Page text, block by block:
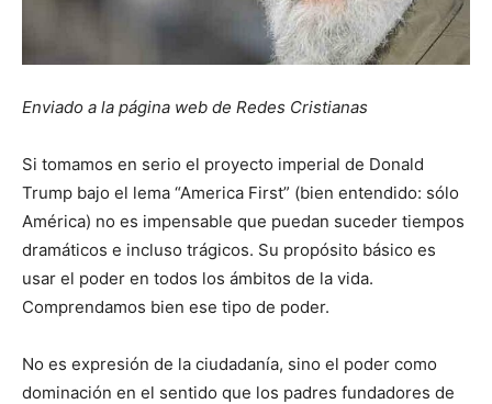
Enviado a la página web de Redes Cristianas
Si tomamos en serio el proyecto imperial de Donald
Trump bajo el lema “America First” (bien entendido: sólo
América) no es impensable que puedan suceder tiempos
dramáticos e incluso trágicos. Su propósito básico es
usar el poder en todos los ámbitos de la vida.
Comprendamos bien ese tipo de poder.
No es expresión de la ciudadanía, sino el poder como
dominación en el sentido que los padres fundadores de